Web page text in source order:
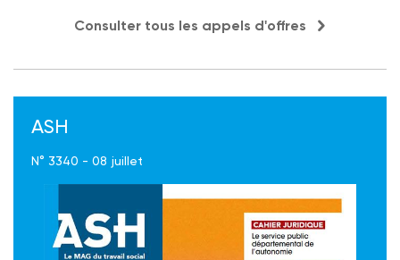
Consulter tous les appels d'offres
ASH
N° 3340 - 08 juillet